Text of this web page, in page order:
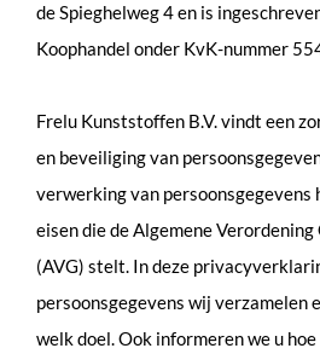
de Spieghelweg 4 en is
Koophandel onder KvK-nummer
Frelu Kunststoffen B.V. vindt een
en beveiliging van
verwerking van persoonsgegevens
eisen die de Algemene
(AVG) stelt. In deze
persoonsgegevens wij verzamelen
welk doel. Ook informeren we u